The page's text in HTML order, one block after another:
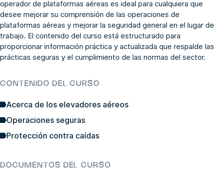
operador de plataformas aéreas es ideal para cualquiera que
desee mejorar su comprensión de las operaciones de
plataformas aéreas y mejorar la seguridad general en el lugar de
trabajo. El contenido del curso está estructurado para
proporcionar información práctica y actualizada que respalde las
prácticas seguras y el cumplimiento de las normas del sector.
CONTENIDO DEL CURSO
Acerca de los elevadores aéreos
Operaciones seguras
Protección contra caídas
DOCUMENTOS DEL CURSO